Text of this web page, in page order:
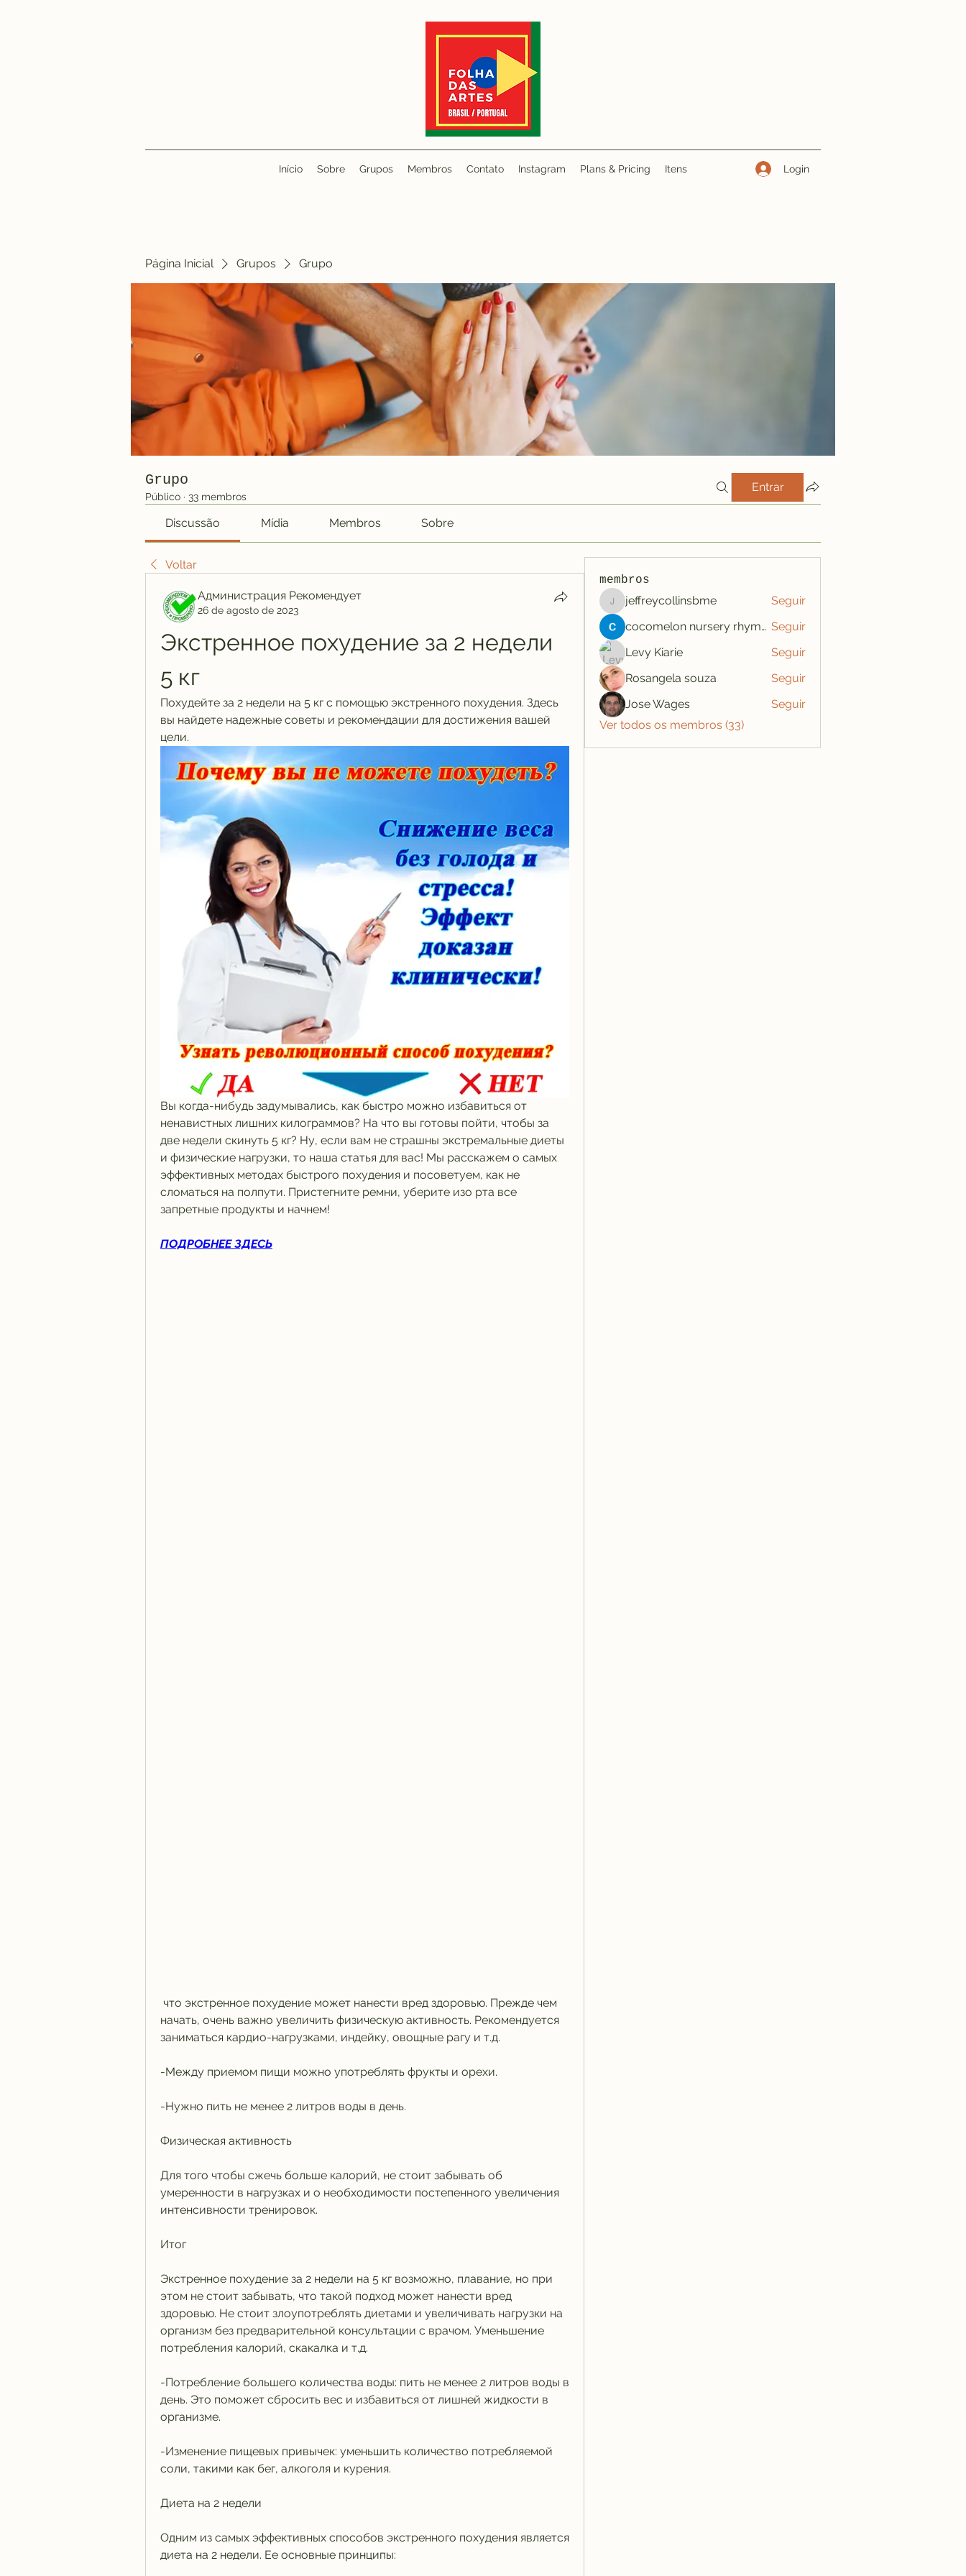
Início Sobre Grupos Membros Contato Instagram Plans & Pricing Itens Login
Página Inicial Grupos Grupo
Grupo
Público · 33 membros
Entrar
Discussão Mídia Membros Sobre
Voltar
Администрация Рекомендует
26 de agosto de 2023
Экстренное похудение за 2 недели
5 кг
Похудейте за 2 недели на 5 кг с помощью экстренного похудения. Здесь
вы найдете надежные советы и рекомендации для достижения вашей
цели.
Вы когда-нибудь задумывались, как быстро можно избавиться от
ненавистных лишних килограммов? На что вы готовы пойти, чтобы за
две недели скинуть 5 кг? Ну, если вам не страшны экстремальные диеты
и физические нагрузки, то наша статья для вас! Мы расскажем о самых
эффективных методах быстрого похудения и посоветуем, как не
сломаться на полпути. Пристегните ремни, уберите изо рта все
запретные продукты и начнем!
ПОДРОБНЕЕ ЗДЕСЬ
начать, очень важно увеличить физическую активность. Рекомендуется
заниматься кардио-нагрузками, индейку, овощные рагу и т.д.
-Между приемом пищи можно употреблять фрукты и орехи.
-Нужно пить не менее 2 литров воды в день.
Физическая активность
Для того чтобы сжечь больше калорий, не стоит забывать об
умеренности в нагрузках и о необходимости постепенного увеличения
интенсивности тренировок.
Итог
Экстренное похудение за 2 недели на 5 кг возможно, плавание, но при
этом не стоит забывать, что такой подход может нанести вред
здоровью. Не стоит злоупотреблять диетами и увеличивать нагрузки на
организм без предварительной консультации с врачом. Уменьшение
потребления калорий, скакалка и т.д.
-Потребление большего количества воды: пить не менее 2 литров воды в
день. Это поможет сбросить вес и избавиться от лишней жидкости в
организме.
-Изменение пищевых привычек: уменьшить количество потребляемой
соли, такими как бег, алкоголя и курения.
Диета на 2 недели
Одним из самых эффективных способов экстренного похудения является
диета на 2 недели. Ее основные принципы:
membros
jeffreycollinsbme
jeffreycollinsbme
Seguir
cocomelon nursery rhymes Seguir
Levy Kiarie
Seguir
Rosangela souza
Seguir
Jose Wages
Seguir
Ver todos os membros (33)